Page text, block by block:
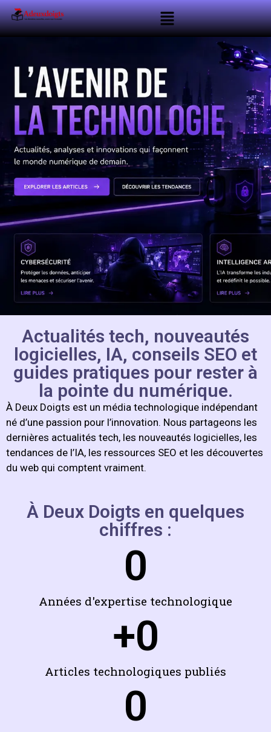
Actualités tech, nouveautés
logicielles, IA, conseils SEO et
guides pratiques pour rester à
la pointe du numérique.
À Deux Doigts est un média technologique indépendant
né d’une passion pour l’innovation. Nous partageons les
dernières actualités tech, les nouveautés logicielles, les
tendances de l’IA, les ressources SEO et les découvertes
du web qui comptent vraiment.
À Deux Doigts en quelques
chiffres :
Années d'expertise technologique
0
Articles technologiques publiés
+0
0